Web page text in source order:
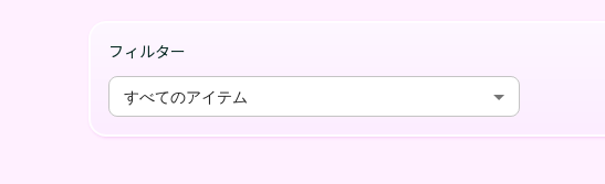
フィルター
すべてのアイテム